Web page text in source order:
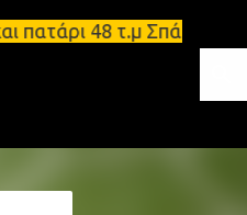
48 τ.μ Σπάρτη